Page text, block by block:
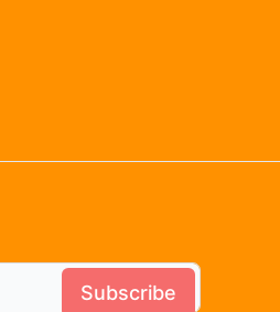
Subscribe